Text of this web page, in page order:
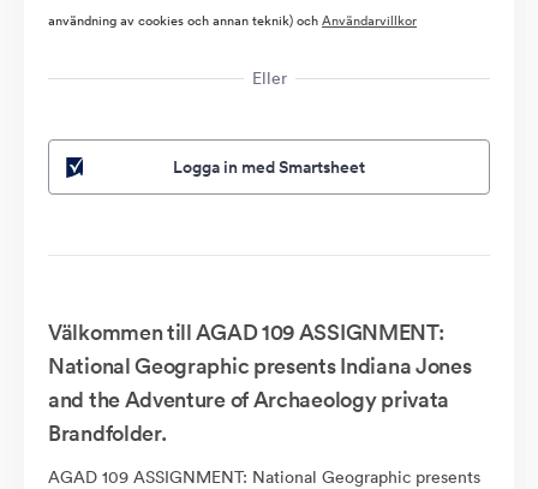
användning av cookies och annan teknik) ochAnvändarvillkor
Eller
Logga in med Smartsheet
Välkommen till AGAD 109 ASSIGNMENT:
National Geographic presents Indiana Jones
and the Adventure of Archaeology privata
Brandfolder.
AGAD 109 ASSIGNMENT: National Geographic presents